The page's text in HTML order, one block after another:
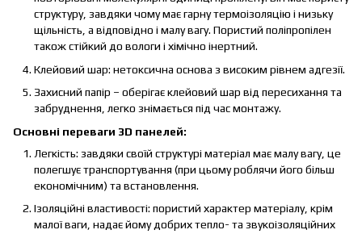
структуру, завдяки чому має гарну термоізоляцію і низьку
щільність, а відповідно і малу вагу. Пористий поліпропілен
також стійкий до вологи і хімічно інертний.
Клейовий шар: нетоксична основа з високим рівнем адгезії.
Захисний папір – оберігає клейовий шар від пересихання та
забруднення, легко знімається під час монтажу.
Основні переваги 3D панелей:
Легкість: завдяки своїй структурі матеріал має малу вагу, це
полегшує транспортування (при цьому роблячи його більш
економічним) та встановлення.
Ізоляційні властивості: пористий характер матеріалу, крім
малої ваги, надає йому добрих тепло- та звукоізоляційних